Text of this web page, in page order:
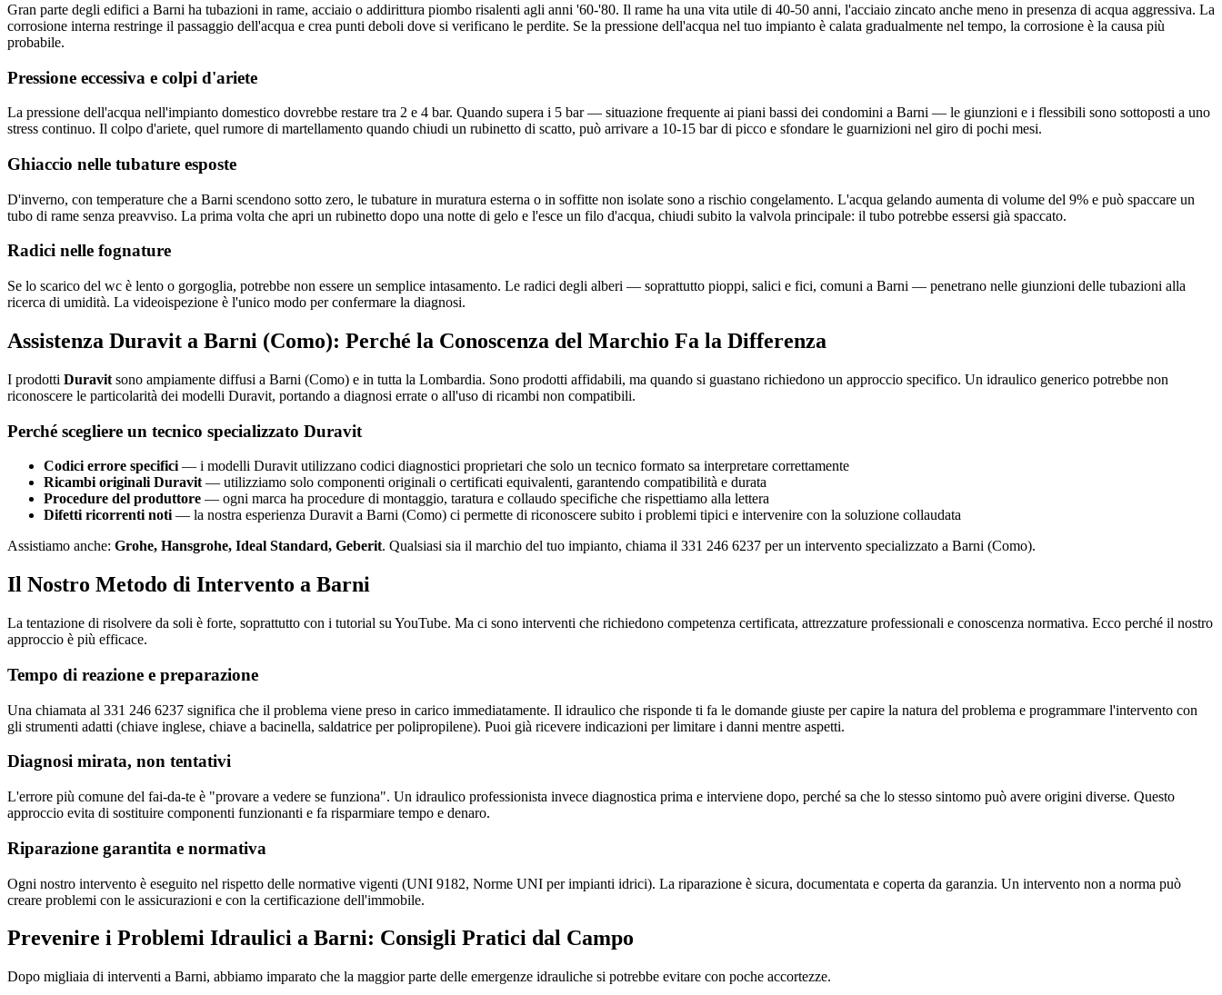
Gran parte degli edifici a Barni ha tubazioni in rame, acciaio o addirittura piombo risalenti agli anni '60-'80. Il rame ha una vita utile di 40-50 anni, l'acciaio zincato anche meno in presenza di acqua aggressiva. La
corrosione interna restringe il passaggio dell'acqua e crea punti deboli dove si verificano le perdite. Se la pressione dell'acqua nel tuo impianto è calata gradualmente nel tempo, la corrosione è la causa più
probabile.
Pressione eccessiva e colpi d'ariete
La pressione dell'acqua nell'impianto domestico dovrebbe restare tra 2 e 4 bar. Quando supera i 5 bar — situazione frequente ai piani bassi dei condomini a Barni — le giunzioni e i flessibili sono sottoposti a uno
stress continuo. Il colpo d'ariete, quel rumore di martellamento quando chiudi un rubinetto di scatto, può arrivare a 10-15 bar di picco e sfondare le guarnizioni nel giro di pochi mesi.
Ghiaccio nelle tubature esposte
D'inverno, con temperature che a Barni scendono sotto zero, le tubature in muratura esterna o in soffitte non isolate sono a rischio congelamento. L'acqua gelando aumenta di volume del 9% e può spaccare un
tubo di rame senza preavviso. La prima volta che apri un rubinetto dopo una notte di gelo e l'esce un filo d'acqua, chiudi subito la valvola principale: il tubo potrebbe essersi già spaccato.
Radici nelle fognature
Se lo scarico del wc è lento o gorgoglia, potrebbe non essere un semplice intasamento. Le radici degli alberi — soprattutto pioppi, salici e fici, comuni a Barni — penetrano nelle giunzioni delle tubazioni alla
ricerca di umidità. La videoispezione è l'unico modo per confermare la diagnosi.
Assistenza Duravit a Barni (Como): Perché la Conoscenza del Marchio Fa la Differenza
I prodotti Duravit sono ampiamente diffusi a Barni (Como) e in tutta la Lombardia. Sono prodotti affidabili, ma quando si guastano richiedono un approccio specifico. Un idraulico generico potrebbe non
riconoscere le particolarità dei modelli Duravit, portando a diagnosi errate o all'uso di ricambi non compatibili.
Perché scegliere un tecnico specializzato Duravit
Codici errore specifici— i modelli Duravit utilizzano codici diagnostici proprietari che solo un tecnico formato sa interpretare correttamente
Ricambi originali Duravit— utilizziamo solo componenti originali o certificati equivalenti, garantendo compatibilità e durata
Procedure del produttore — ogni marca ha procedure di montaggio, taratura e collaudo specifiche che rispettiamo alla lettera
Difetti ricorrenti noti— la nostra esperienza Duravit a Barni (Como) ci permette di riconoscere subito i problemi tipici e intervenire con la soluzione collaudata
Assistiamo anche: Grohe, Hansgrohe, Ideal Standard, Geberit. Qualsiasi sia il marchio del tuo impianto, chiama il 331 246 6237 per un intervento specializzato a Barni (Como).
Il Nostro Metodo di Intervento a Barni
La tentazione di risolvere da soli è forte, soprattutto con i tutorial su YouTube. Ma ci sono interventi che richiedono competenza certificata, attrezzature professionali e conoscenza normativa. Ecco perché il nostro
approccio è più efficace.
Tempo di reazione e preparazione
Una chiamata al 331 246 6237 significa che il problema viene preso in carico immediatamente. Il idraulico che risponde ti fa le domande giuste per capire la natura del problema e programmare l'intervento con
gli strumenti adatti (chiave inglese, chiave a bacinella, saldatrice per polipropilene). Puoi già ricevere indicazioni per limitare i danni mentre aspetti.
Diagnosi mirata, non tentativi
L'errore più comune del fai-da-te è "provare a vedere se funziona". Un idraulico professionista invece diagnostica prima e interviene dopo, perché sa che lo stesso sintomo può avere origini diverse. Questo
approccio evita di sostituire componenti funzionanti e fa risparmiare tempo e denaro.
Riparazione garantita e normativa
Ogni nostro intervento è eseguito nel rispetto delle normative vigenti (UNI 9182, Norme UNI per impianti idrici). La riparazione è sicura, documentata e coperta da garanzia. Un intervento non a norma può
creare problemi con le assicurazioni e con la certificazione dell'immobile.
Prevenire i Problemi Idraulici a Barni: Consigli Pratici dal Campo
Dopo migliaia di interventi a Barni, abbiamo imparato che la maggior parte delle emergenze idrauliche si potrebbe evitare con poche accortezze.